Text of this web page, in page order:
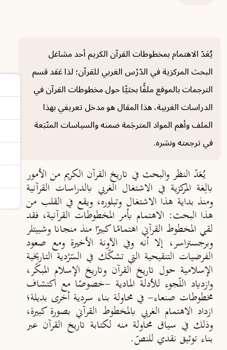
يُعَدّ الاهتمام بمخطوطات القرآن الكريم أحد مشاغل
البحث المركزية في الدّرْس الغربي للقرآن؛ لذا عَقد قسم
الترجمات بالموقع ملفًّا بحثيًّا حول مخطوطات القرآن في
الدراسات الغربية، هذا المقال هو مدخل تعريفي بهذا
الملف وأهم المواد المترجَمة ضمنه والسياسات المتّبَعة
في ترجمته ونشره.
يُعَدّ النظر والبحث في تاريخ القرآن الكريم من الأمور
بالِغة المركزية في الاشتغال الغربي بالدراسات القرآنية
ومنذ بداية هذا الاشتغال وتبلوره، ويقع في القلب من
هذا البحث: الاهتمام بأمر المخطوطات القرآنية، فقد
لقي المخطوط القرآني اهتمامًا كبيرًا منذ منجانا وشبيتلر
وبرجستراسر، إلا أنه وفي الآونة الأخيرة ومع صعود
الفرضيات التنقيحية التي تشكّك في السّرْدية التاريخية
الإسلامية حول تاريخ القرآن وتاريخ الإسلام المبكّر،
وازدياد اللّجوء للأدلة المادية -خصوصًا مع اكتشاف
مخطوطات صنعاء- في محاولة بناء سردية أخرى بديلة؛
ازداد الاهتمام الغربي بالمخطوط القرآني بصورة كبيرة،
وذلك في سياق محاولة منه لكتابة تاريخ القرآن عبر
بناء توثيق نقدي للنصّ.